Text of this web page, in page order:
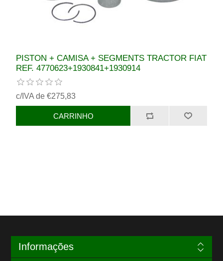
PISTON + CAMISA + SEGMENTS TRACTOR FIAT
REF. 4770623+1930841+1930914
c/IVA de €275,83
Informações